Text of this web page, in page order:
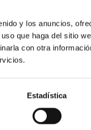
y los anuncios,
que haga del sitio
con otra
Estadística